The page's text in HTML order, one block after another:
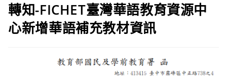
轉知-FICHET臺灣華語教育資源中
心新增華語補充教材資訊